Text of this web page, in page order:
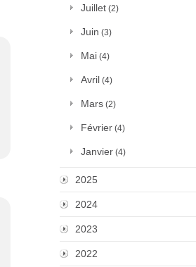
Juillet (2)
Juin (3)
Mai (4)
Avril (4)
Mars (2)
Février (4)
Janvier (4)
2025
2024
2023
2022